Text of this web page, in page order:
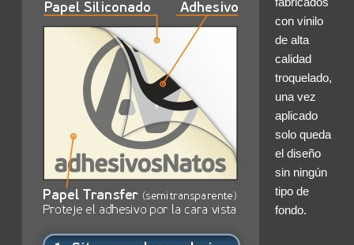
con vinilo
de alta
calidad
troquelado,
una vez
aplicado
solo queda
el diseño
sin ningún
tipo de
fondo.